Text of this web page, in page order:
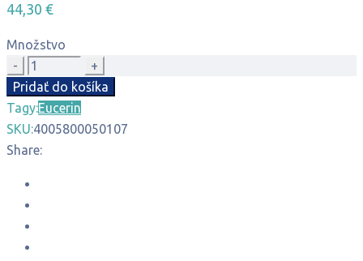
44,30 €
Množstvo
množstvo
Eucerin
hyaluron-
filler
volume-
Pridať do košíka
Tagy:Eucerin
SKU:4005800050107
Share: